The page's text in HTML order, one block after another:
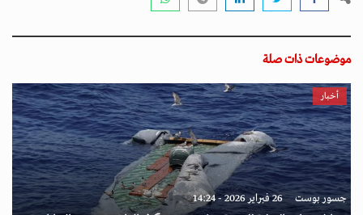
موضوعات ذات صلة
أخبار
جسور بوست 26 فبراير 2026 - 14:24